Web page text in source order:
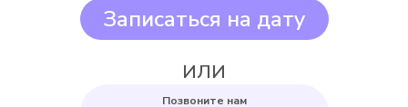
Выбрать
Записаться на дату
ИЛИ
Позвоните нам